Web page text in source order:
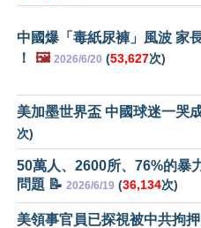
中國爆「毒紙尿褲」風波 家
！
🖼️ 2026/6/20 (53,627次)
美加墨世界盃 中國球迷一哭
次)
50萬人、2600所、76%的暴
問題 📝 2026/6/19 (36,134次)
美領事官員已探視被中共拘